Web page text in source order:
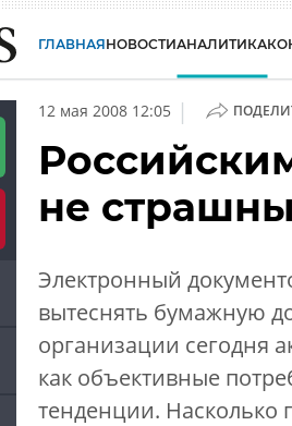
ГЛАВНАЯНОВОСТИАНАЛИТИКА
12 мая 2008 12:05 |
не
Электронный
вытеснять бумажную
организации сегодня
как объективные
тенденции. Насколько